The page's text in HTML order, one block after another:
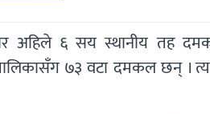
अहिले ६ सय स्थानीय तह
७३ वटा दमकल छन् ।